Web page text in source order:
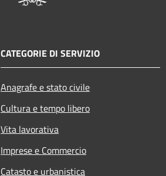
CATEGORIE DI SERVIZIO
Anagrafe e stato civile
Cultura e tempo libero
Vita lavorativa
Imprese e Commercio
Catasto e urbanistica